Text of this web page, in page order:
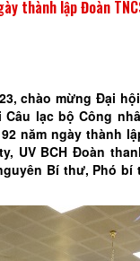
thành lập Đoàn
chào mừng Đại
Câu lạc bộ Công
năm ngày thành
UV BCH Đoàn
Bí thư, Phó